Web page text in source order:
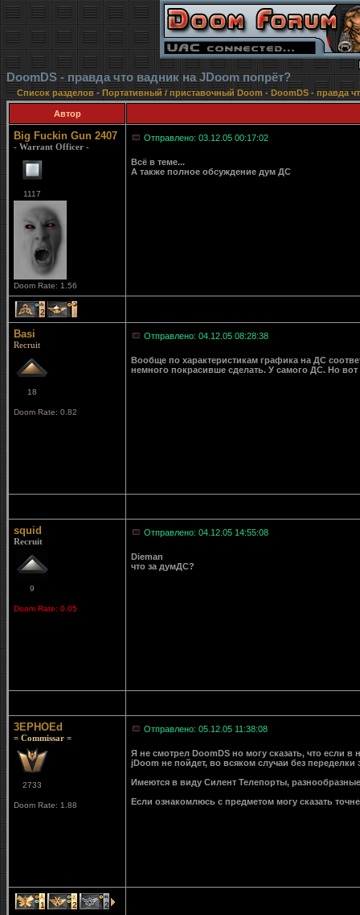
DoomDS - правда что вадник на JDoom попрёт?
Список разделов- Портативный / приставочный Doom-DoomDS - правда
Автор
Big Fuckin Gun 2407
- Warrant Officer -
1117
Doom Rate: 1.56
Отправлено: 03.12.05 00:17:02
Всё в теме...
А также полное обсуждение дум ДС
2 1
Basi
Recruit
18
Doom Rate: 0.82
Отправлено: 04.12.05 08:28:38
Вообще по характеристикам графика на ДС
немного покрасивше сделать. У самого ДС. Но вот
squid
Recruit
9
Doom Rate: 0.05
Отправлено: 04.12.05 14:55:08
Dieman
что за думДС?
3EPHOEd
= Commissar =
2733
Doom Rate: 1.88
Отправлено: 05.12.05 11:38:08
Я не смотрел DoomDS но могу сказать, что если
jDoom не пойдет, во всяком случаи без переделки
Имеются в виду Силент Телепорты,
Если ознакомлюсь с предметом могу сказать
1 2 2